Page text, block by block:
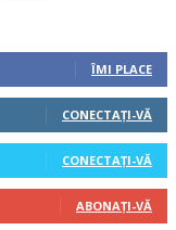
ÎMI PLACE
CONECTAȚI-VĂ
CONECTAȚI-VĂ
ABONAȚI-VĂ